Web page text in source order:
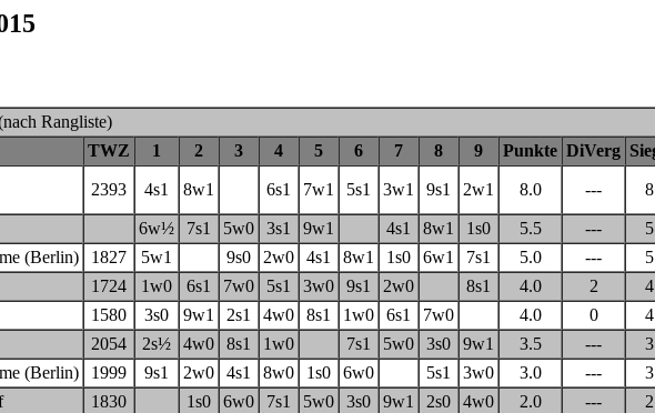
Rangliste)
TWZ 1 2 3 4 5 6 7 8 9 Punkte DiVerg
2393 4s1 8w1 6s1 7w1 5s1 3w1 9s1 2w1 8.0 --- 8
6w½ 7s1 5w0 3s1 9w1 4s1 8w1 1s0 5.5 ---
5
(Berlin) 1827 5w1 9s0 2w0 4s1 8w1 1s0 6w1 7s1 5.0 ---
5
1724 1w0 6s1 7w0 5s1 3w0 9s1 2w0 8s1 4.0 2
4
1580 3s0 9w1 2s1 4w0 8s1 1w0 6s1 7w0 4.0 0
4
2054 2s½ 4w0 8s1 1w0 7s1 5w0 3s0 9w1 3.5 ---
3
(Berlin) 1999 9s1 2w0 4s1 8w0 1s0 6w0 5s1 3w0 3.0 ---
3
1830 1s0 6w0 7s1 5w0 3s0 9w1 2s0 4w0 2.0 ---
2